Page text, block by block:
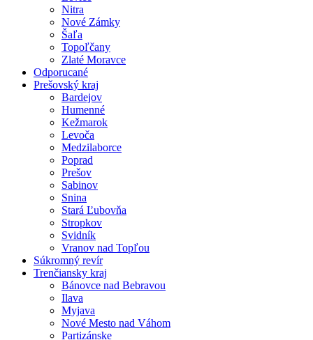
Nitra
Nové Zámky
Šaľa
Topoľčany
Zlaté Moravce
Odporucané
Prešovský kraj
Bardejov
Humenné
Kežmarok
Levoča
Medzilaborce
Poprad
Prešov
Sabinov
Snina
Stará Ľubovňa
Stropkov
Svidník
Vranov nad Topľou
Súkromný revír
Trenčiansky kraj
Bánovce nad Bebravou
Ilava
Myjava
Nové Mesto nad Váhom
Partizánske